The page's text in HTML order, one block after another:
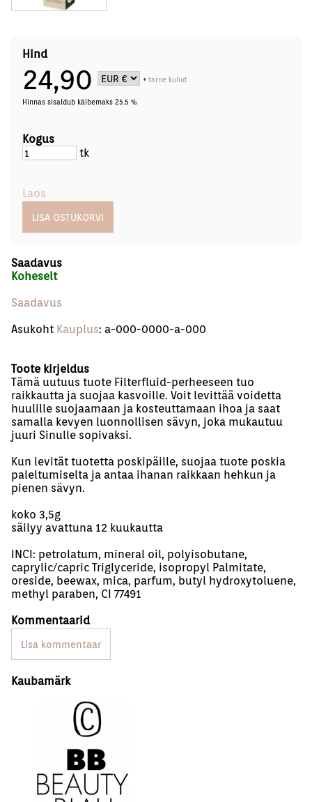
Hind
24,90 +tarne kulud
Hinnas sisaldub käibemaks 25.5 %
Kogus
tk
Laos
Saadavus
Koheselt
Saadavus
Asukoht Kauplus: a-000-0000-a-000
Toote kirjeldus
Tämä uutuus tuote Filterfluid-perheeseen tuo
raikkautta ja suojaa kasvoille. Voit levittää voidetta
huulille suojaamaan ja kosteuttamaan ihoa ja saat
samalla kevyen luonnollisen sävyn, joka mukautuu
juuri Sinulle sopivaksi.
Kun levität tuotetta poskipäille, suojaa tuote poskia
paleltumiselta ja antaa ihanan raikkaan hehkun ja
pienen sävyn.
koko 3,5g
säilyy avattuna 12 kuukautta
INCI: petrolatum, mineral oil, polyisobutane,
caprylic/capric Triglyceride, isopropyl Palmitate,
oreside, beewax, mica, parfum, butyl hydroxytoluene,
methyl paraben, CI 77491
Kommentaarid
Lisa kommentaar
Kaubamärk